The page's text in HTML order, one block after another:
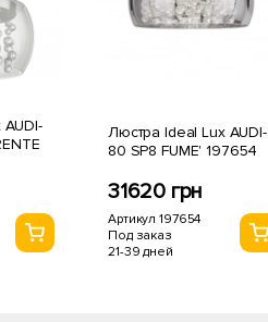
Люстра Ideal Lux AUDI-
80 SP8 FUME' 197654
31620 грн
Артикул 197654
Под заказ
21-39 дней